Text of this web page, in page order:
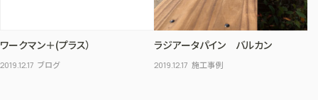
ワークマン＋(プラス）
2019.12.17 ブログ
ラジアータパイン バルカン
2019.12.17 施工事例